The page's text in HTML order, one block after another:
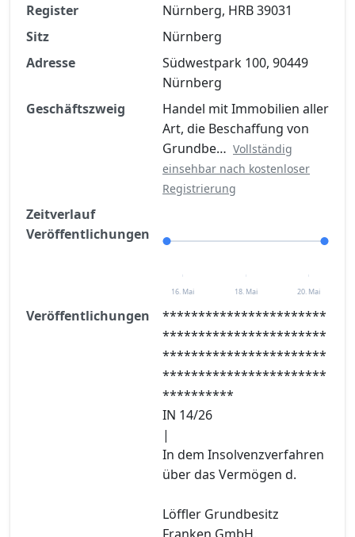
Finanzkennzahlen nach kostenloser
Registrierung verfügbar
Jetzt kostenlos registrieren
Register
Nürnberg, HRB 39031
Sitz
Nürnberg
Adresse
Südwestpark 100, 90449
Nürnberg
Geschäftszweig
Handel mit Immobilien aller
Art, die Beschaffung von
Grundbe… Vollständig
einsehbar nach kostenloser
Registrierung
Zeitverlauf
Veröffentlichungen
16. Mai 18. Mai 20. Mai
Veröffentlichungen
***********************
***********************
***********************
***********************
**********
IN 14/26
|
In dem Insolvenzverfahren
über das Vermögen d.
Löffler Grundbesitz
Franken GmbH,